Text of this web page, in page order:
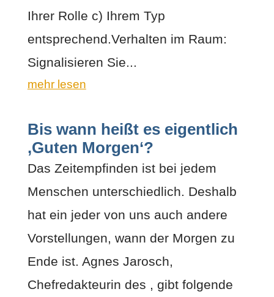
Ihrer Rolle c) Ihrem Typ
entsprechend.Verhalten im Raum:
Signalisieren Sie...
mehr lesen
Bis wann heißt es eigentlich
‚Guten Morgen‘?
Das Zeitempfinden ist bei jedem
Menschen unterschiedlich. Deshalb
hat ein jeder von uns auch andere
Vorstellungen, wann der Morgen zu
Ende ist. Agnes Jarosch,
Chefredakteurin des , gibt folgende